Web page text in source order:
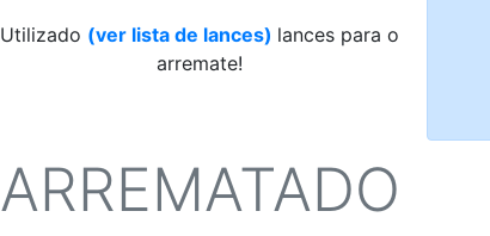
Utilizado (ver lista de lances) lances para o
arremate!
ARREMATADO